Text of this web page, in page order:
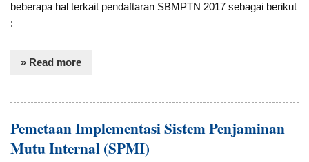
beberapa hal terkait pendaftaran SBMPTN 2017 sebagai berikut
:
» Read more
Pemetaan Implementasi Sistem Penjaminan
Mutu Internal (SPMI)